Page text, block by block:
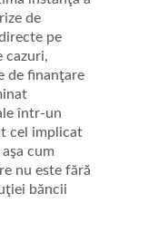
de
pe
cazuri,
de finanţare
într-un
cel implicat
cum
nu este fără
băncii